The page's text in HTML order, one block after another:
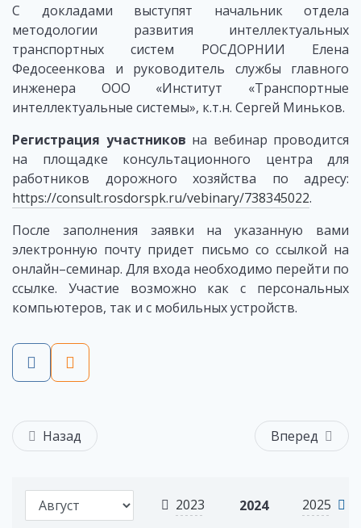
2023 2024 2025
С докладами выступят начальник отдела
методологии развития интеллектуальных
транспортных систем РОСДОРНИИ Елена
Федосеенкова и руководитель службы главного
инженера ООО «Институт «Транспортные
интеллектуальные системы», к.т.н. Сергей Миньков.
Регистрация участников на вебинар проводится
на площадке консультационного центра для
работников дорожного хозяйства по адресу:
https://consult.rosdorspk.ru/vebinary/738345022.
После заполнения заявки на указанную вами
электронную почту придет письмо со ссылкой на
онлайн–семинар. Для входа необходимо перейти по
ссылке. Участие возможно как с персональных
компьютеров, так и с мобильных устройств.
Назад Вперед